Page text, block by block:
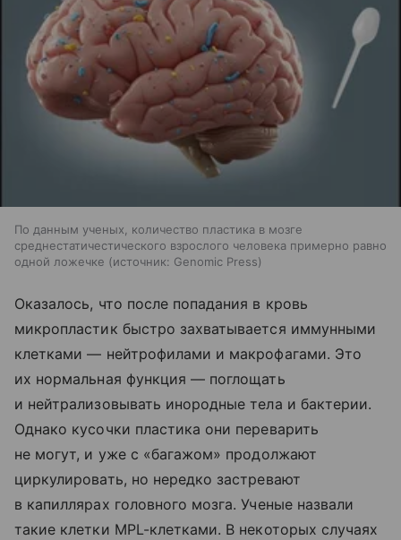
По данным ученых, количество пластика в мозге
среднестатичестического взрослого человека примерно равно
одной ложечке
источник: Genomic Press
Оказалось, что после попадания в кровь
микропластик быстро захватывается иммунными
клетками — нейтрофилами и макрофагами. Это
их нормальная функция — поглощать
и нейтрализовывать инородные тела и бактерии.
Однако кусочки пластика они переварить
не могут, и уже с «багажом» продолжают
циркулировать, но нередко застревают
в капиллярах головного мозга. Ученые назвали
такие клетки MPL-клетками. В некоторых случаях